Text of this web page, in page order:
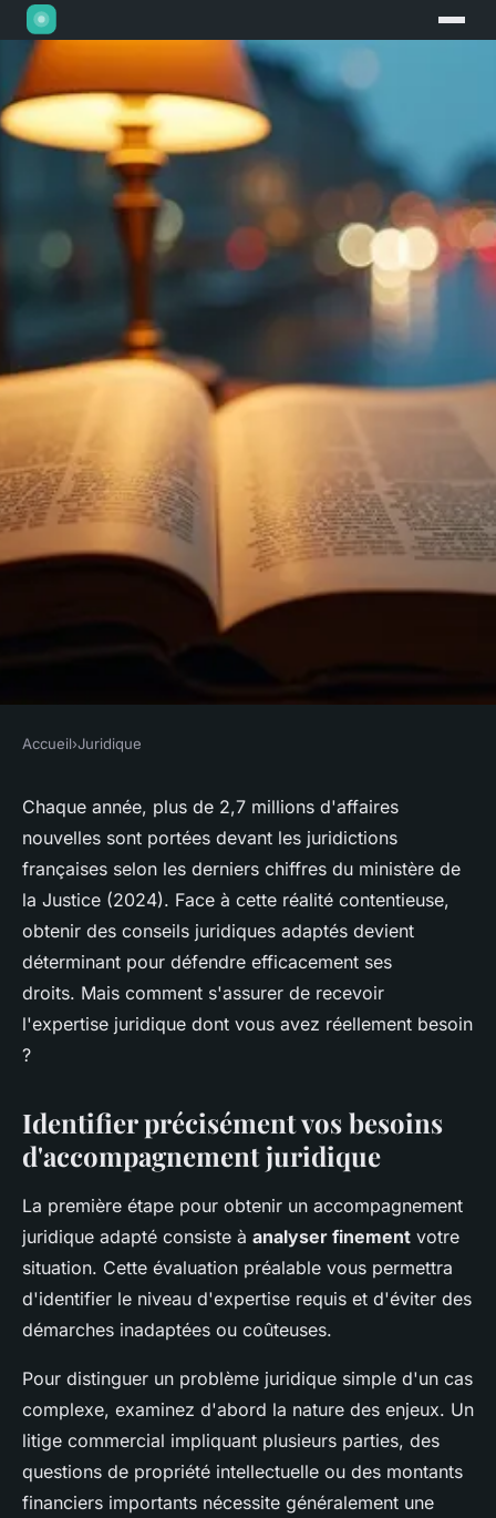
Conseils juridiques essentiels
pour mieux défendre vos
droits
Owen•9 février 2026• 7 min de lecture
Accueil›Juridique
Chaque année, plus de 2,7 millions d'affaires
nouvelles sont portées devant les juridictions
françaises selon les derniers chiffres du ministère de
la Justice (2024). Face à cette réalité contentieuse,
obtenir des conseils juridiques adaptés devient
déterminant pour défendre efficacement ses
droits. Mais comment s'assurer de recevoir
l'expertise juridique dont vous avez réellement besoin
?
Identifier précisément vos besoins
d'accompagnement juridique
La première étape pour obtenir un accompagnement
juridique adapté consiste à analyser finement votre
situation. Cette évaluation préalable vous permettra
d'identifier le niveau d'expertise requis et d'éviter des
démarches inadaptées ou coûteuses.
Pour distinguer un problème juridique simple d'un cas
complexe, examinez d'abord la nature des enjeux. Un
litige commercial impliquant plusieurs parties, des
questions de propriété intellectuelle ou des montants
financiers importants nécessite généralement une